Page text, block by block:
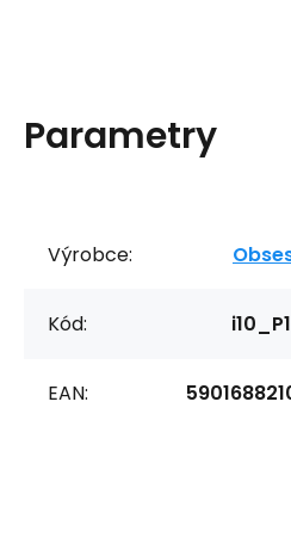
Parametry
Výrobce:
Kód:
EAN: